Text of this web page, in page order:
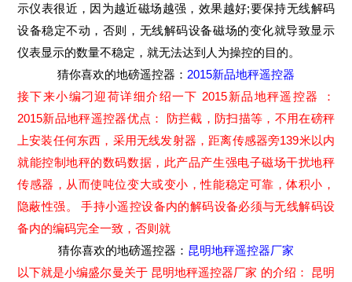
示仪表很近，因为越近磁场越强，效果越好;要保持无线解码
设备稳定不动，否则，无线解码设备磁场的变化就导致显示
仪表显示的数量不稳定，就无法达到人为操控的目的。
猜你喜欢的地磅遥控器： 2015新品地秤遥控器
接下来小编刁迎荷详细介绍一下 2015新品地秤遥控器 ：
2015新品地秤遥控器优点： 防拦截，防扫描等，不用在磅秤
上安装任何东西，采用无线发射器，距离传感器旁139米以内
就能控制地秤的数码数据，此产品产生强电子磁场干扰地秤
传感器，从而使吨位变大或变小，性能稳定可靠，体积小，
隐蔽性强。 手持小遥控设备内的解码设备必须与无线解码设
备内的编码完全一致，否则就
猜你喜欢的地磅遥控器： 昆明地秤遥控器厂家
以下就是小编盛尔曼关于 昆明地秤遥控器厂家 的介绍： 昆明